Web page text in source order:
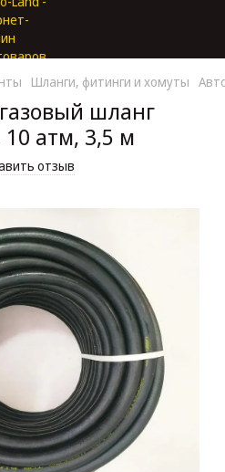
Шланги, фитинги и хомуты
шланг
атм, 3,5 м
отзыв